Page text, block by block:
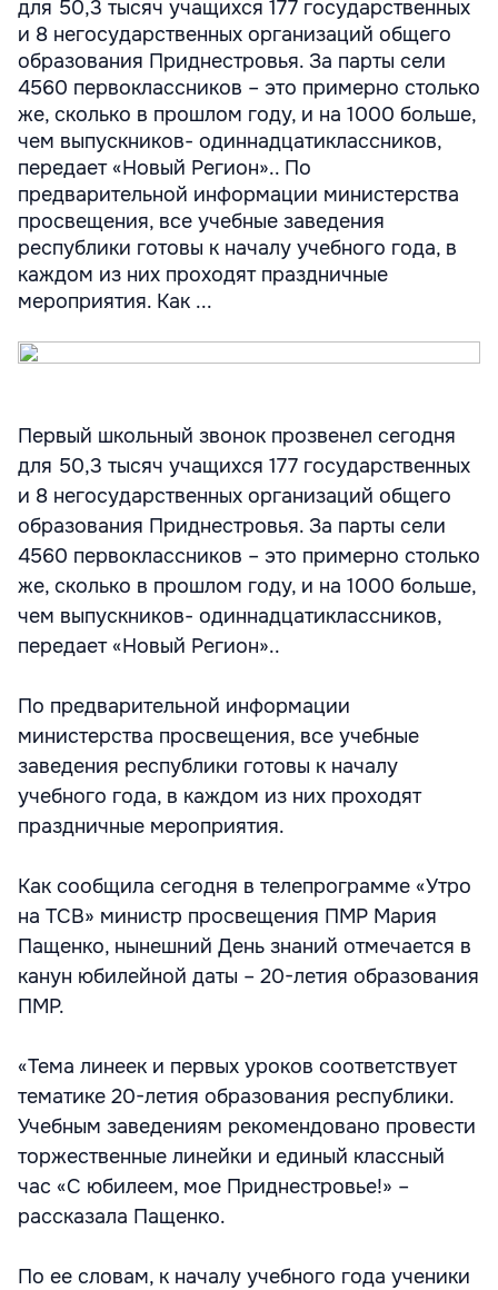
для 50,3 тысяч учащихся 177 государственных
и 8 негосударственных организаций общего
образования Приднестровья. За парты сели
4560 первоклассников – это примерно столько
же, сколько в прошлом году, и на 1000 больше,
чем выпускников- одиннадцатиклассников,
передает «Новый Регион».. По
предварительной информации министерства
просвещения, все учебные заведения
республики готовы к началу учебного года, в
каждом из них проходят праздничные
мероприятия. Как ...
Первый школьный звонок прозвенел сегодня
для 50,3 тысяч учащихся 177 государственных
и 8 негосударственных организаций общего
образования Приднестровья. За парты сели
4560 первоклассников – это примерно столько
же, сколько в прошлом году, и на 1000 больше,
чем выпускников- одиннадцатиклассников,
передает «Новый Регион»..
По предварительной информации
министерства просвещения, все учебные
заведения республики готовы к началу
учебного года, в каждом из них проходят
праздничные мероприятия.
Как сообщила сегодня в телепрограмме «Утро
на ТСВ» министр просвещения ПМР Мария
Пащенко, нынешний День знаний отмечается в
канун юбилейной даты – 20-летия образования
ПМР.
«Тема линеек и первых уроков соответствует
тематике 20-летия образования республики.
Учебным заведениям рекомендовано провести
торжественные линейки и единый классный
час «С юбилеем, мое Приднестровье!» –
рассказала Пащенко.
По ее словам, к началу учебного года ученики